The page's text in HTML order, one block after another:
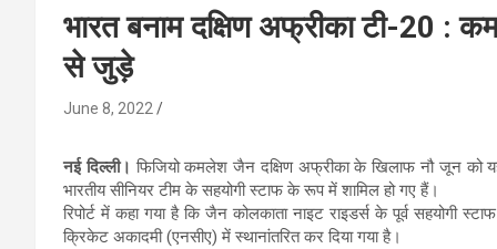
भारत बनाम दक्षिण अफ्रीका टी-20 :
से जुड़े
June 8, 2022
नई दिल्ली। फिजियो कमलेश जैन दक्षिण अफ्रीका के खिलाफ नौ जून को
भारतीय सीनियर टीम के सहयोगी स्टाफ के रूप में शामिल हो गए हैं।
रिपोर्ट में कहा गया है कि जैन कोलकाता नाइट राइडर्स के पूर्व सहयोगी
क्रिकेट अकादमी (एनसीए) में स्थानांतरित कर दिया गया है।